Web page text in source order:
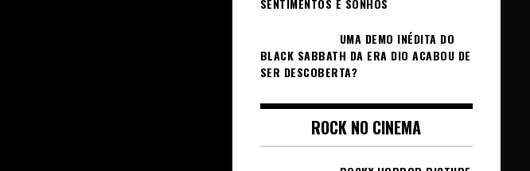
SENTIMENTOS E SONHOS
UMA DEMO INÉDITA DO
BLACK SABBATH DA ERA DIO ACABOU DE
SER DESCOBERTA?
ROCK NO CINEMA